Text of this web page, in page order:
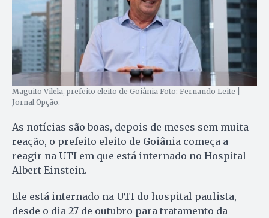
Maguito Vilela, prefeito eleito de Goiânia Foto: Fernando Leite |
Jornal Opção.
As notícias são boas, depois de meses sem muita
reação, o prefeito eleito de Goiânia começa a
reagir na UTI em que está internado no Hospital
Albert Einstein.
Ele está internado na UTI do hospital paulista,
desde o dia 27 de outubro para tratamento da